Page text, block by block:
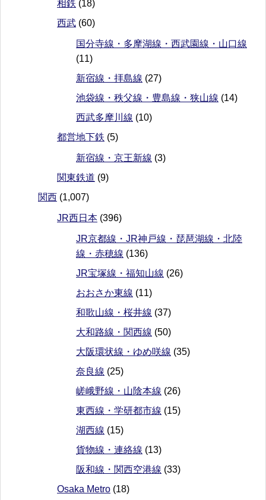
相鉄 (18)
西武 (60)
国分寺線・多摩湖線・西武園線・山口線
(11)
新宿線・拝島線 (27)
池袋線・秩父線・豊島線・狭山線 (14)
西武多摩川線 (10)
都営地下鉄 (5)
新宿線・京王新線 (3)
関東鉄道 (9)
関西 (1,007)
JR西日本 (396)
JR京都線・JR神戸線・琵琶湖線・北陸
線・赤穂線 (136)
JR宝塚線・福知山線 (26)
おおさか東線 (11)
和歌山線・桜井線 (37)
大和路線・関西線 (50)
大阪環状線・ゆめ咲線 (35)
奈良線 (25)
嵯峨野線・山陰本線 (26)
東西線・学研都市線 (15)
湖西線 (15)
貨物線・連絡線 (13)
阪和線・関西空港線 (33)
Osaka Metro (18)